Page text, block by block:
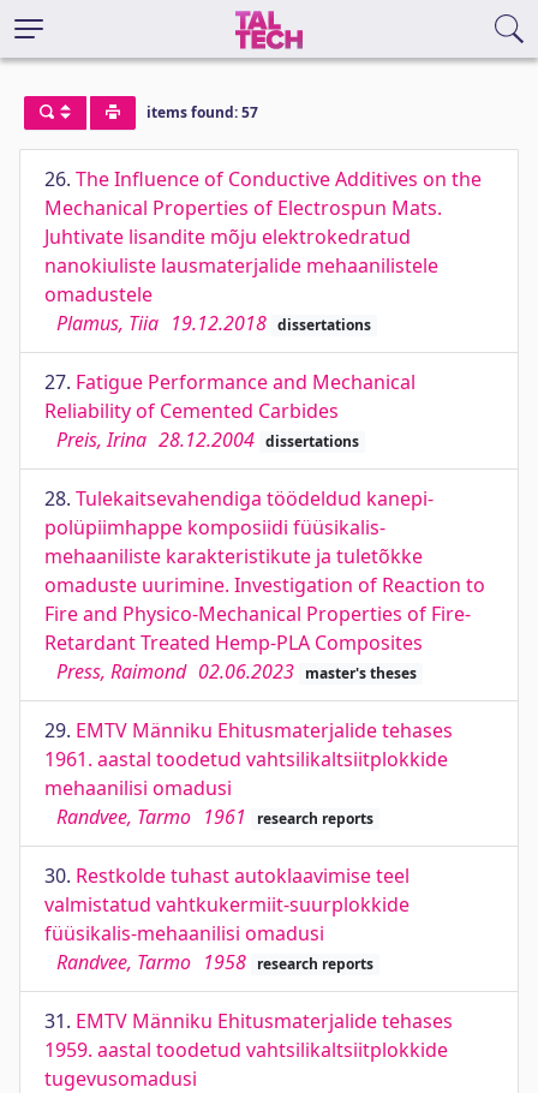
items found: 57
26. The Influence of Conductive Additives on the
Mechanical Properties of Electrospun Mats.
Juhtivate lisandite mõju elektrokedratud
nanokiuliste lausmaterjalide mehaanilistele
omadustele
Plamus, Tiia 19.12.2018 dissertations
27. Fatigue Performance and Mechanical
Reliability of Cemented Carbides
Preis, Irina 28.12.2004 dissertations
28. Tulekaitsevahendiga töödeldud kanepi-
polüpiimhappe komposiidi füüsikalis-
mehaaniliste karakteristikute ja tuletõkke
omaduste uurimine. Investigation of Reaction to
Fire and Physico-Mechanical Properties of Fire-
Retardant Treated Hemp-PLA Composites
Press, Raimond 02.06.2023 master's theses
29. EMTV Männiku Ehitusmaterjalide tehases
1961. aastal toodetud vahtsilikaltsiitplokkide
mehaanilisi omadusi
Randvee, Tarmo 1961 research reports
30. Restkolde tuhast autoklaavimise teel
valmistatud vahtkukermiit-suurplokkide
füüsikalis-mehaanilisi omadusi
Randvee, Tarmo 1958 research reports
31. EMTV Männiku Ehitusmaterjalide tehases
1959. aastal toodetud vahtsilikaltsiitplokkide
tugevusomadusi